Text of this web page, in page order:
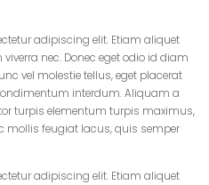
adipiscing elit. Etiam aliquet
nec. Donec eget odio id diam
vel molestie tellus, eget placerat
interdum. Aliquam a
turpis elementum turpis maximus,
mollis feugiat lacus, quis semper
adipiscing elit. Etiam aliquet